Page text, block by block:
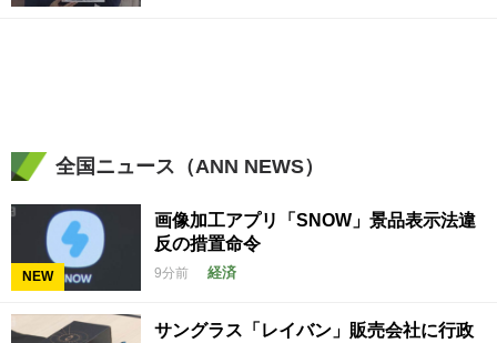
全国ニュース（ANN NEWS）
NEW
画像加工アプリ「SNOW」景品表示法違
反の措置命令
9分前 経済
サングラス「レイバン」販売会社に行政